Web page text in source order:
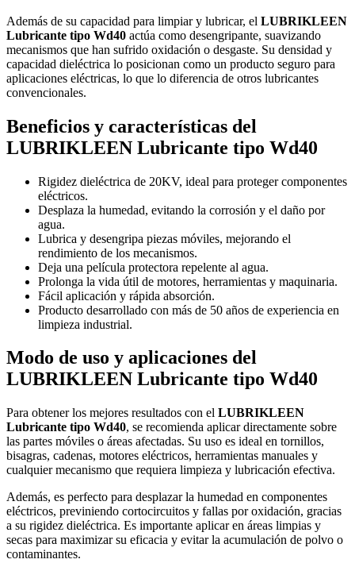
Además de su capacidad para limpiar y lubricar, el LUBRIKLEEN
Lubricante tipo Wd40 actúa como desengripante, suavizando
mecanismos que han sufrido oxidación o desgaste. Su densidad y
capacidad dieléctrica lo posicionan como un producto seguro para
aplicaciones eléctricas, lo que lo diferencia de otros lubricantes
convencionales.
Beneficios y características del
LUBRIKLEEN Lubricante tipo Wd40
Rigidez dieléctrica de 20KV, ideal para proteger componentes
eléctricos.
Desplaza la humedad, evitando la corrosión y el daño por
agua.
Lubrica y desengripa piezas móviles, mejorando el
rendimiento de los mecanismos.
Deja una película protectora repelente al agua.
Prolonga la vida útil de motores, herramientas y maquinaria.
Fácil aplicación y rápida absorción.
Producto desarrollado con más de 50 años de experiencia en
limpieza industrial.
Modo de uso y aplicaciones del
LUBRIKLEEN Lubricante tipo Wd40
Para obtener los mejores resultados con el LUBRIKLEEN
Lubricante tipo Wd40, se recomienda aplicar directamente sobre
las partes móviles o áreas afectadas. Su uso es ideal en tornillos,
bisagras, cadenas, motores eléctricos, herramientas manuales y
cualquier mecanismo que requiera limpieza y lubricación efectiva.
Además, es perfecto para desplazar la humedad en componentes
eléctricos, previniendo cortocircuitos y fallas por oxidación, gracias
a su rigidez dieléctrica. Es importante aplicar en áreas limpias y
secas para maximizar su eficacia y evitar la acumulación de polvo o
contaminantes.